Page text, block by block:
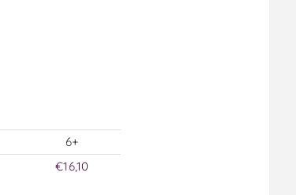
6+
€16,10